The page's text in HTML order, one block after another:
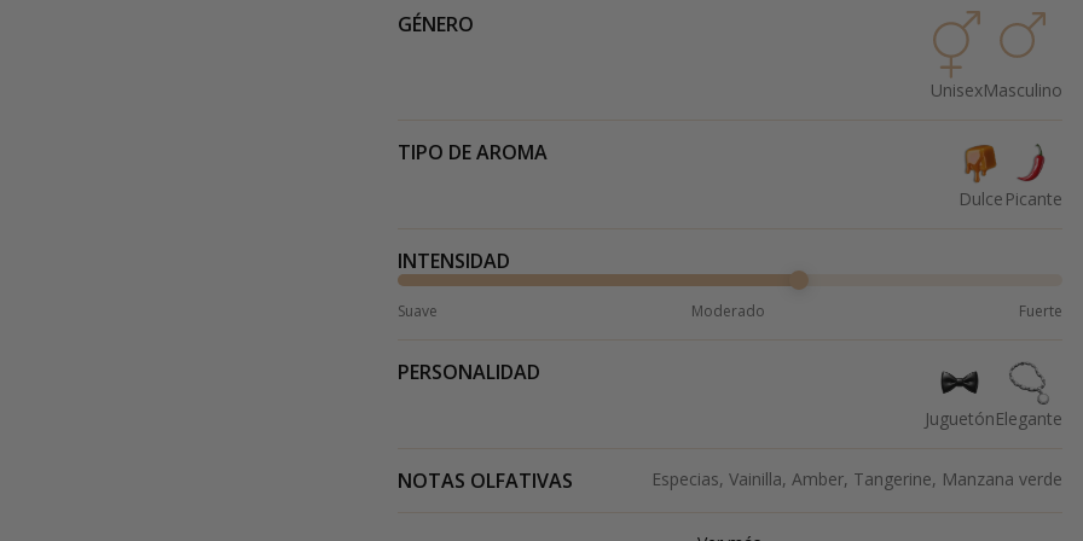
GÉNERO
UnisexMasculino
TIPO DE AROMA
Dulce Picante
INTENSIDAD
Suave Moderado Fuerte
PERSONALIDAD
JuguetónElegante
NOTAS OLFATIVAS Especias, Vainilla, Amber, Tangerine, Manzana verde